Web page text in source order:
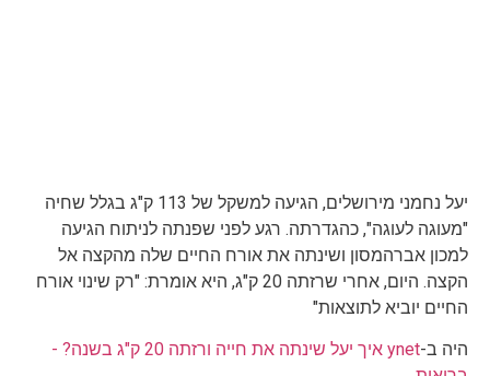
יעל נחמני מירושלים, הגיעה למשקל של 113 ק"ג בגלל שחיה
"מעוגה לעוגה", כהגדרתה. רגע לפני שפנתה לניתוח הגיעה
למכון אברהמסון ושינתה את אורח החיים שלה מהקצה אל
הקצה. היום, אחרי שרזתה 20 ק"ג, היא אומרת: "רק שינוי אורח
החיים יוביא לתוצאות"
היה ב-
ynet איך יעל שינתה את חייה ורזתה 20 ק"ג בשנה? -